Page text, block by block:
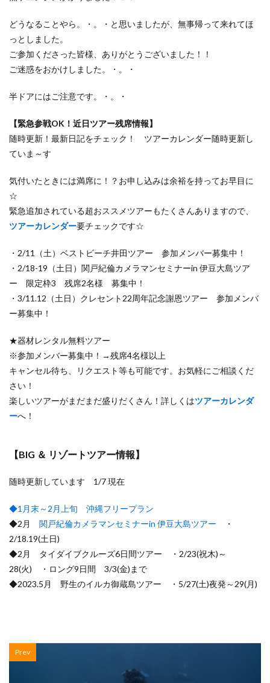
どうなることやら。・。・と思いましたが、無事帰って来れてほ
っとしました。
ご参加くださった皆様、ありがとうございました！！
ご迷惑をおかけしました。・。・
半ドアにはご注意です。・。・
【緊急参戦OK！近日ツアー残席情報】
随時更新！最新日記をチェック！ ツアーカレンダー随時更新し
ていま～す
気付いたときには満席に！？お申し込みは余裕を持ってお早目に
☆
緊急追加されている超おススメツアーもたくさんありますので、
ツアーカレンダー要チェックです☆
・2/11（土）ベストビーチ井田ツアー 参加メンバー募集中！
・2/18-19（土日）関戸紀倫カメラマンセミナーin 伊豆大島ツア
ー 限定枠3 残席2名様 募集中！
・3/11.12（土日）クレセント22周年記念謝恩ツアー 参加メンバ
ー募集中！
★器材レンタル無料ツアー
※参加メンバー募集中！→残席4名様以上
キャンセル待ち、リクエスト等も可能です。お気軽にご相談くだ
さい！
楽しいツアーがまだまだ盛りだくさん！詳しくはツアーカレンダ
ーへ！
【BIG ＆ リゾートツアー情報】
随時更新しています 1/7 現在
◆1月末～2月上旬 沖縄フリープラン
◆2月 関戸紀倫カメラマンセミナーin 伊豆大島ツアー ・
2/18.19(土日)
◆2月 タイダイブクルーズ6日間ツアー ・2/23(祝木)～
28(火) ・ロング9日間 3/3(金)まで
◆2023.5月 野生のイルカ御蔵島ツアー ・5/27(土)夜発～29(月)
Prev